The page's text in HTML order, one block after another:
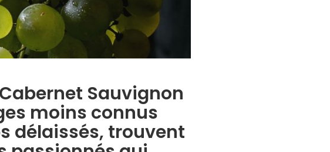
Sauvignon
moins connus
délaissés, trouvent